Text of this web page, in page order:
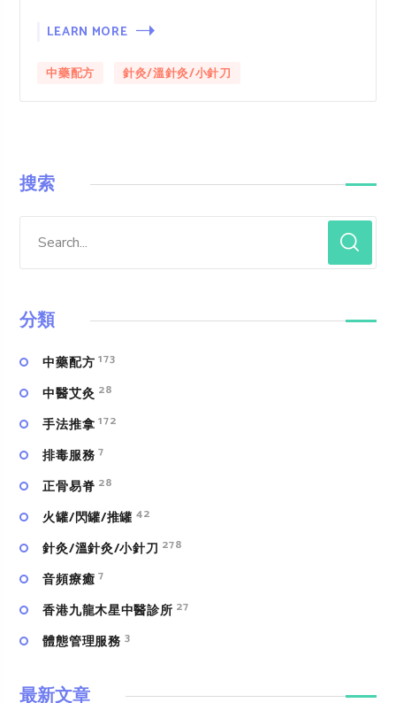
LEARN MORE
中藥配方 針灸/溫針灸/小針刀
搜索
分類
中藥配方 173
中醫艾灸 28
手法推拿 172
排毒服務 7
正骨易脊 28
火罐/閃罐/推罐 42
針灸/溫針灸/小針刀 278
⾳頻療癒 7
香港九龍木星中醫診所 27
體態管理服務 3
最新文章